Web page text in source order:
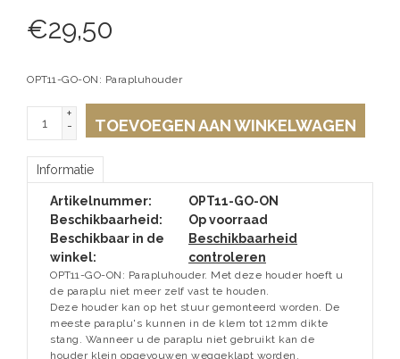
€29,50
OPT11-GO-ON: Parapluhouder
+
-
TOEVOEGEN AAN WINKELWAGEN
Informatie
Artikelnummer:
OPT11-GO-ON
Beschikbaarheid:
Op voorraad
Beschikbaar in de
winkel:
Beschikbaarheid
controleren
OPT11-GO-ON: Parapluhouder. Met deze houder hoeft u
de paraplu niet meer zelf vast te houden.
Deze houder kan op het stuur gemonteerd worden. De
meeste paraplu's kunnen in de klem tot 12mm dikte
stang. Wanneer u de paraplu niet gebruikt kan de
houder klein opgevouwen weggeklapt worden.